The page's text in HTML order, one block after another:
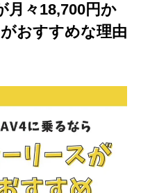
月々18,700円か
おすすめな理由